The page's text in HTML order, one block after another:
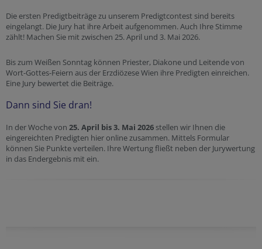
Die ersten Predigtbeiträge zu unserem Predigtcontest sind bereits
eingelangt. Die Jury hat ihre Arbeit aufgenommen. Auch Ihre Stimme
zählt! Machen Sie mit zwischen 25. April und 3. Mai 2026.
Bis zum Weißen Sonntag können Priester, Diakone und Leitende von
Wort-Gottes-Feiern aus der Erzdiözese Wien ihre Predigten einreichen.
Eine Jury bewertet die Beiträge.
Dann sind Sie dran!
In der Woche von 25. April bis 3. Mai 2026 stellen wir Ihnen die
eingereichten Predigten hier online zusammen. Mittels Formular
können Sie Punkte verteilen. Ihre Wertung fließt neben der Jurywertung
in das Endergebnis mit ein.